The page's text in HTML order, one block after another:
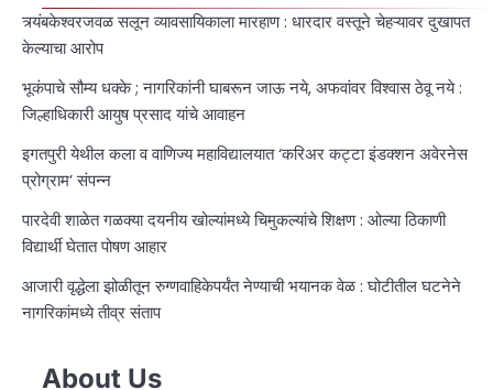
त्र्यंबकेश्वरजवळ सलून व्यावसायिकाला मारहाण : धारदार वस्तूने चेहऱ्यावर दुखापत
केल्याचा आरोप
भूकंपाचे सौम्य धक्के ; नागरिकांनी घाबरून जाऊ नये, अफवांवर विश्वास ठेवू नये :
जिल्हाधिकारी आयुष प्रसाद यांचे आवाहन
इगतपुरी येथील कला व वाणिज्य महाविद्यालयात ‘करिअर कट्टा इंडक्शन अवेरनेस
प्रोग्राम’ संपन्न
पारदेवी शाळेत गळक्या दयनीय खोल्यांमध्ये चिमुकल्यांचे शिक्षण : ओल्या ठिकाणी
विद्यार्थी घेतात पोषण आहार
आजारी वृद्धेला झोळीतून रुग्णवाहिकेपर्यंत नेण्याची भयानक वेळ : घोटीतील घटनेने
नागरिकांमध्ये तीव्र संताप
About Us